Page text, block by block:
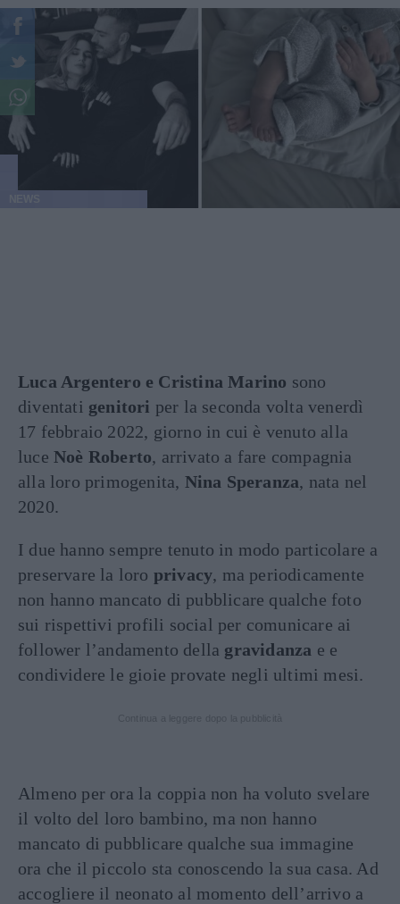
Luca Argentero e Cristina Marino sono
diventati genitori per la seconda volta venerdì
17 febbraio 2022, giorno in cui è venuto alla
luce Noè Roberto, arrivato a fare compagnia
alla loro primogenita, Nina Speranza, nata nel
2020.
I due hanno sempre tenuto in modo particolare a
preservare la loro privacy, ma periodicamente
non hanno mancato di pubblicare qualche foto
sui rispettivi profili social per comunicare ai
follower l’andamento della gravidanza e e
condividere le gioie provate negli ultimi mesi.
Almeno per ora la coppia non ha voluto svelare
il volto del loro bambino, ma non hanno
mancato di pubblicare qualche sua immagine
ora che il piccolo sta conoscendo la sua casa. Ad
accogliere il neonato al momento dell’arrivo a